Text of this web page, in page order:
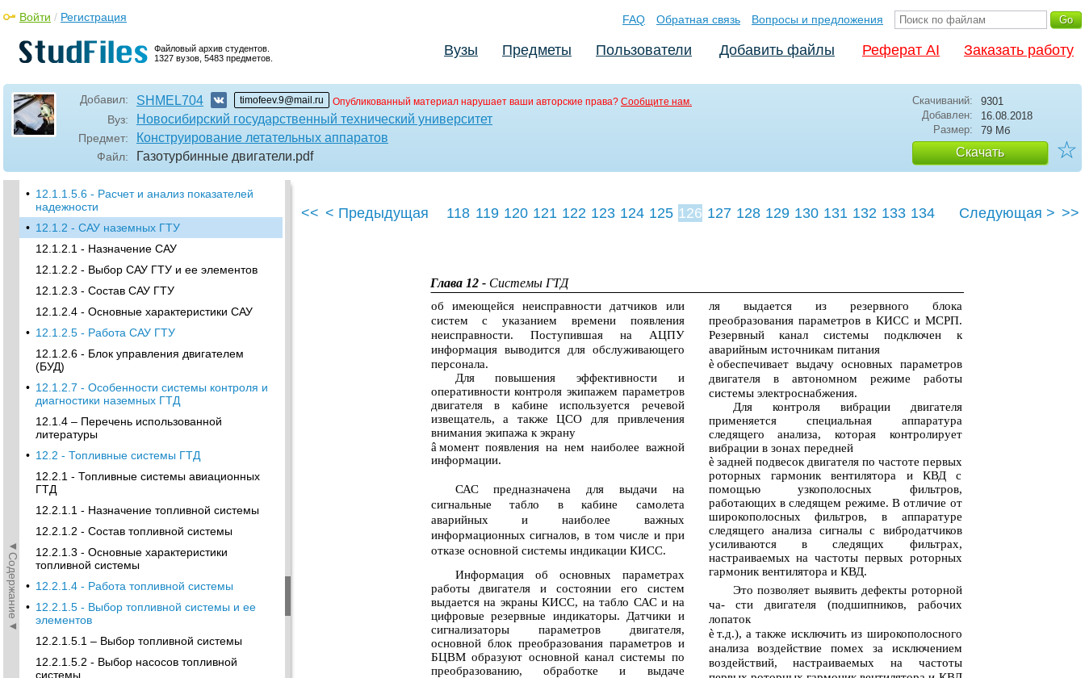
Файловый архив студентов.
1327 вузов, 5483 предметов.
Войти / Регистрация FAQ Обратная связь Вопросы и предложения
Вузы Предметы Пользователи Добавить файлы Реферат AI Заказать работу
Добавил: SHMEL704 timofeev.9@mail.ru Опубликованный материал нарушает ваши авторские права? Сообщите нам.
Вуз: Новосибирский государственный технический университет
Предмет: Конструирование летательных аппаратов
Файл: Газотурбинные двигатели.pdf
Скачиваний:
9301
Добавлен:
16.08.2018
Размер:
79 Мб
Скачать ☆
◄Содержание◄
управления и контроля авиационных ГТД
12.1.1.2 - Состав САУ
• 12.1.1.5.2 - Порядок разработки САУ
12.1.1.5.3 - Основные принципы выбора
варианта САУ в процессе проектирования
12.1.1.5.4 - Структурное построение САУ
12.1.1.5.5 - Программы управления ГТД
• 12.1.1.5.6 - Расчет и анализ показателей
надежности
• 12.1.2 - САУ наземных ГТУ
12.1.2.1 - Назначение САУ
12.1.2.2 - Выбор САУ ГТУ и ее элементов
12.1.2.3 - Состав САУ ГТУ
12.1.2.4 - Основные характеристики САУ
• 12.1.2.5 - Работа САУ ГТУ
12.1.2.6 - Блок управления двигателем
(БУД)
• 12.1.2.7 - Особенности системы контроля и
диагностики наземных ГТД
12.1.4 – Перечень использованной
литературы
• 12.2 - Топливные системы ГТД
12.2.1 - Топливные системы авиационных
ГТД
12.2.1.1 - Назначение топливной системы
12.2.1.2 - Состав топливной системы
12.2.1.3 - Основные характеристики
топливной системы
• 12.2.1.4 - Работа топливной системы
• 12.2.1.5 - Выбор топливной системы и ее
элементов
12.2.1.5.1 – Выбор топливной системы
12.2.1.5.2 - Выбор насосов топливной
системы
<< < Предыдущая 118 119 120 121 122 123 124 125 126 127 128 129 130 131 132 133 134
Следующая > >>
Глава 12 - Системы ГТД
об имеющейся неисправности датчиков или
систем с указанием времени появления
неисправности. Поступившая на АЦПУ
информация выводится для обслуживающего
персонала.
Для повышения эффективности и
оперативности контроля экипажем параметров
двигателя в кабине используется речевой
извещатель, а также ЦСО для привлечения
внимания экипажа к экрану
â момент появления на нем наиболее важной
информации.
САС предназначена для выдачи на
сигнальные табло в кабине самолета
аварийных и наиболее важных
информационных сигналов, в том числе и при
отказе основной системы индикации КИСС.
Информация об основных параметрах
работы двигателя и состоянии его систем
выдается на экраны КИСС, на табло САС и на
цифровые резервные индикаторы. Датчики и
сигнализаторы параметров двигателя,
основной блок преобразования параметров и
БЦВМ образуют основной канал системы по
преобразованию, обработке и выдаче
ля выдается из резервного блока
преобразования параметров в КИСС и МСРП.
Резервный канал системы подключен к
аварийным источникам питания
è обеспечивает выдачу основных параметров
двигателя в автономном режиме работы
системы электроснабжения.
Для контроля вибрации двигателя
применяется специальная аппаратура
следящего анализа, которая контролирует
вибрации в зонах передней
è задней подвесок двигателя по частоте первых
роторных гармоник вентилятора и КВД с
помощью узкополосных фильтров,
работающих в следящем режиме. В отличие от
широкополосных фильтров, в аппаратуре
следящего анализа сигналы с вибродатчиков
усиливаются в следящих фильтрах,
настраиваемых на частоты первых роторных
гармоник вентилятора и КВД.
Это позволяет выявить дефекты роторной
ча- сти двигателя (подшипников, рабочих
лопаток
è т.д.), а также исключить из широкополосного
анализа воздействие помех за исключением
воздействий, настраиваемых на частоты